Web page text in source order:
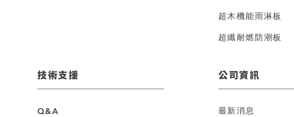
超木機能雨淋板
超纖耐燃防潮板
技術支援 公司資訊
Q&A 最新消息